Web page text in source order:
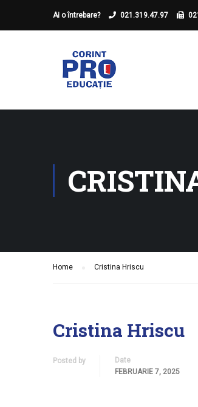
Ai o întrebare? 021.319.47.97
Home Cristina Hriscu
Cristina Hriscu
Posted by
Date
FEBRUARIE 7, 2025